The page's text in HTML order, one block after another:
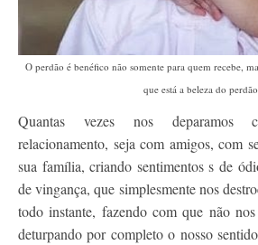
O perdão é benéfico não somente para quem recebe,
que está a beleza do
Quantas vezes nos deparamos
relacionamento, seja com amigos, com
sua família, criando sentimentos s de
de vingança, que simplesmente nos
todo instante, fazendo com que não
deturpando por completo o nosso